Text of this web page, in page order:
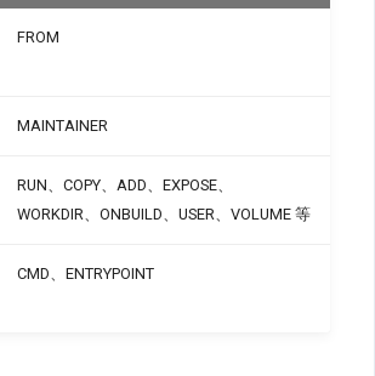
FROM
MAINTAINER
RUN、COPY、ADD、EXPOSE、
WORKDIR、ONBUILD、USER、VOLUME 等
CMD、ENTRYPOINT